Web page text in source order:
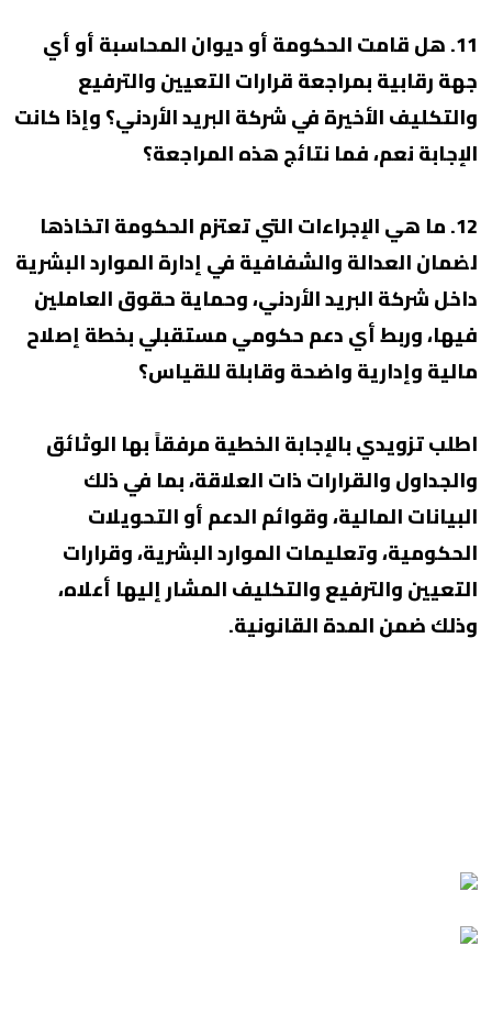
11. هل قامت الحكومة أو ديوان المحاسبة أو أي
جهة رقابية بمراجعة قرارات التعيين والترفيع
والتكليف الأخيرة في شركة البريد الأردني؟ وإذا كانت
الإجابة نعم، فما نتائج هذه المراجعة؟
12. ما هي الإجراءات التي تعتزم الحكومة اتخاذها
لضمان العدالة والشفافية في إدارة الموارد البشرية
داخل شركة البريد الأردني، وحماية حقوق العاملين
فيها، وربط أي دعم حكومي مستقبلي بخطة إصلاح
مالية وإدارية واضحة وقابلة للقياس؟
اطلب تزويدي بالإجابة الخطية مرفقاً بها الوثائق
والجداول والقرارات ذات العلاقة، بما في ذلك
البيانات المالية، وقوائم الدعم أو التحويلات
الحكومية، وتعليمات الموارد البشرية، وقرارات
التعيين والترفيع والتكليف المشار إليها أعلاه،
وذلك ضمن المدة القانونية.